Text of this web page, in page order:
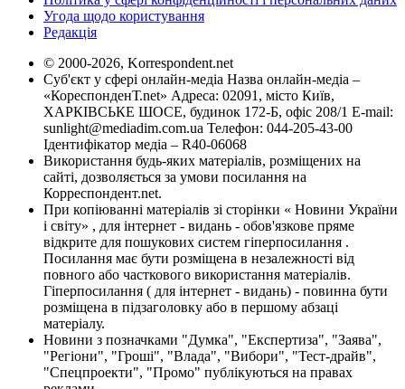
Угода щодо користування
Редакція
© 2000-2026, Korrespondent.net
Суб'єкт у сфері онлайн-медіа Назва онлайн-медіа –
«КореспонденТ.net» Адреса: 02091, місто Київ,
ХАРКІВСЬКЕ ШОСЕ, будинок 172-Б, офіс 208/1 E-mail:
sunlight@mediadim.com.ua Телефон: 044-205-43-00
Ідентифікатор медіа – R40-06068
Використання будь-яких матеріалів, розміщених на
сайті, дозволяється за умови посилання на
Корреспондент.net.
При копіюванні матеріалів зі сторінки « Новини України
і світу» , для інтернет - видань - обов'язкове пряме
відкрите для пошукових систем гіперпосилання .
Посилання має бути розміщена в незалежності від
повного або часткового використання матеріалів.
Гіперпосилання ( для інтернет - видань) - повинна бути
розміщена в підзаголовку або в першому абзаці
матеріалу.
Новини з позначками "Думка", "Експертиза", "Заява",
"Регіони", "Гроші", "Влада", "Вибори", "Тест-драйв",
"Спецпроекти", "Промо" публікуються на правах